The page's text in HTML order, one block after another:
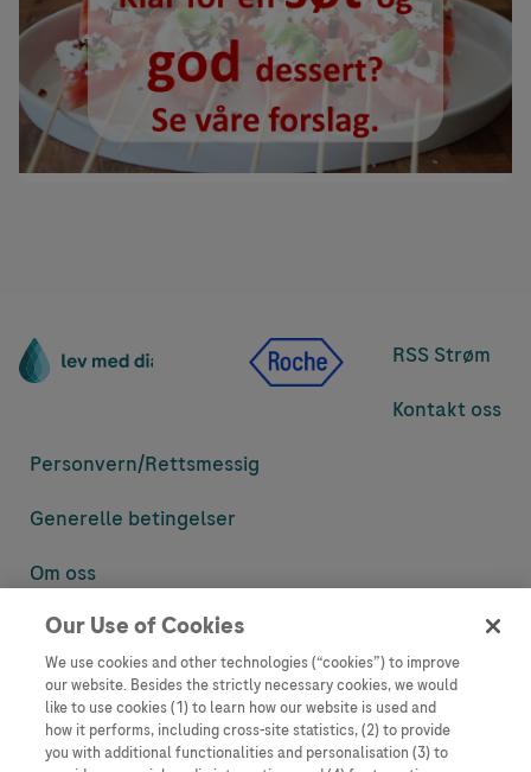
RSS Strøm
Kontakt oss
Personvern/Rettsmessig
Generelle betingelser
Om oss
Denne nettsiden inneholder informasjon som er målsatt til en stor
informasjon som ellers ikke er tilgjengelig eller gyldig i ditt land.
Vennligst vær oppmerksom på at vi ikke tar noe ansvar for tilgang til
informasjon som muligens ikke er i samsvar med noen gyldig juridisk
prosess, regulering, registrering eller bruk i bostedslandet ditt.
Our Use of Cookies
We use cookies and other technologies (“cookies”) to improve
our website. Besides the strictly necessary cookies, we would
like to use cookies (1) to learn how our website is used and
how it performs, including cross-site statistics, (2) to provide
you with additional functionalities and personalisation (3) to